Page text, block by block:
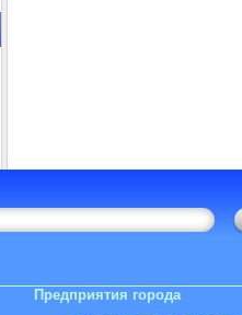
Предприятия города